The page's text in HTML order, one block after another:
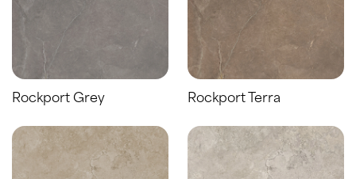
Rockport Grey Rockport Terra